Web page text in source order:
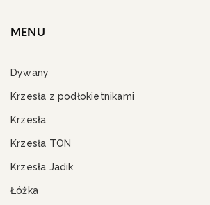
MENU
Dywany
Krzesła z podłokietnikami
Krzesła
Krzesła TON
Krzesła Jadik
Łóżka